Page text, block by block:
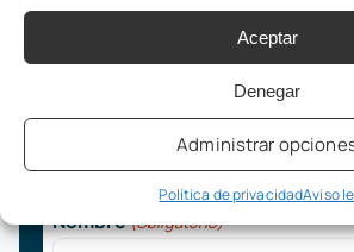
Aceptar
Denegar
Administrar
Política de privacidadAviso
un paso
Nombre(Obligatorio)